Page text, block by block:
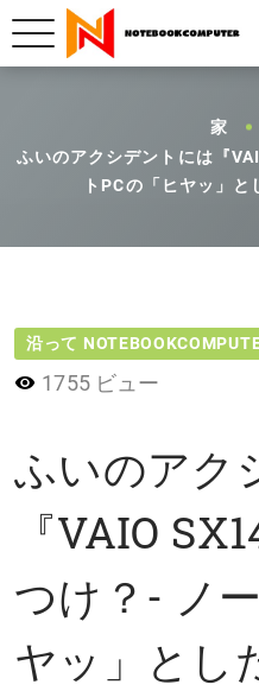
家
ふいのアクシデントには『
トPCの「ヒヤッ」と
沿って
1755 ビュー
ふいのアク
『VAIO
つけ？- ノ
ヤッ」とし